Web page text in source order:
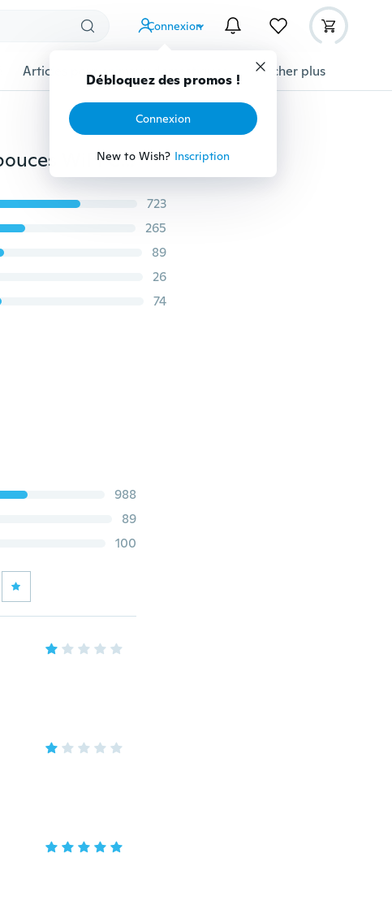
Connexion
Débloquez des promos !
Connexion
New to Wish? Inscription
Articles pour animaux domestiques Afficher plus
Écran Ultra HD 4K 2,0 pouces + écran d'état 0,96 pouces WiFi Caméra de sport étanche Caméscope d'action Grand angle de 170 degrés avec ensemble complet de plongée en plein air
723
265
89
26
74
988
89
100